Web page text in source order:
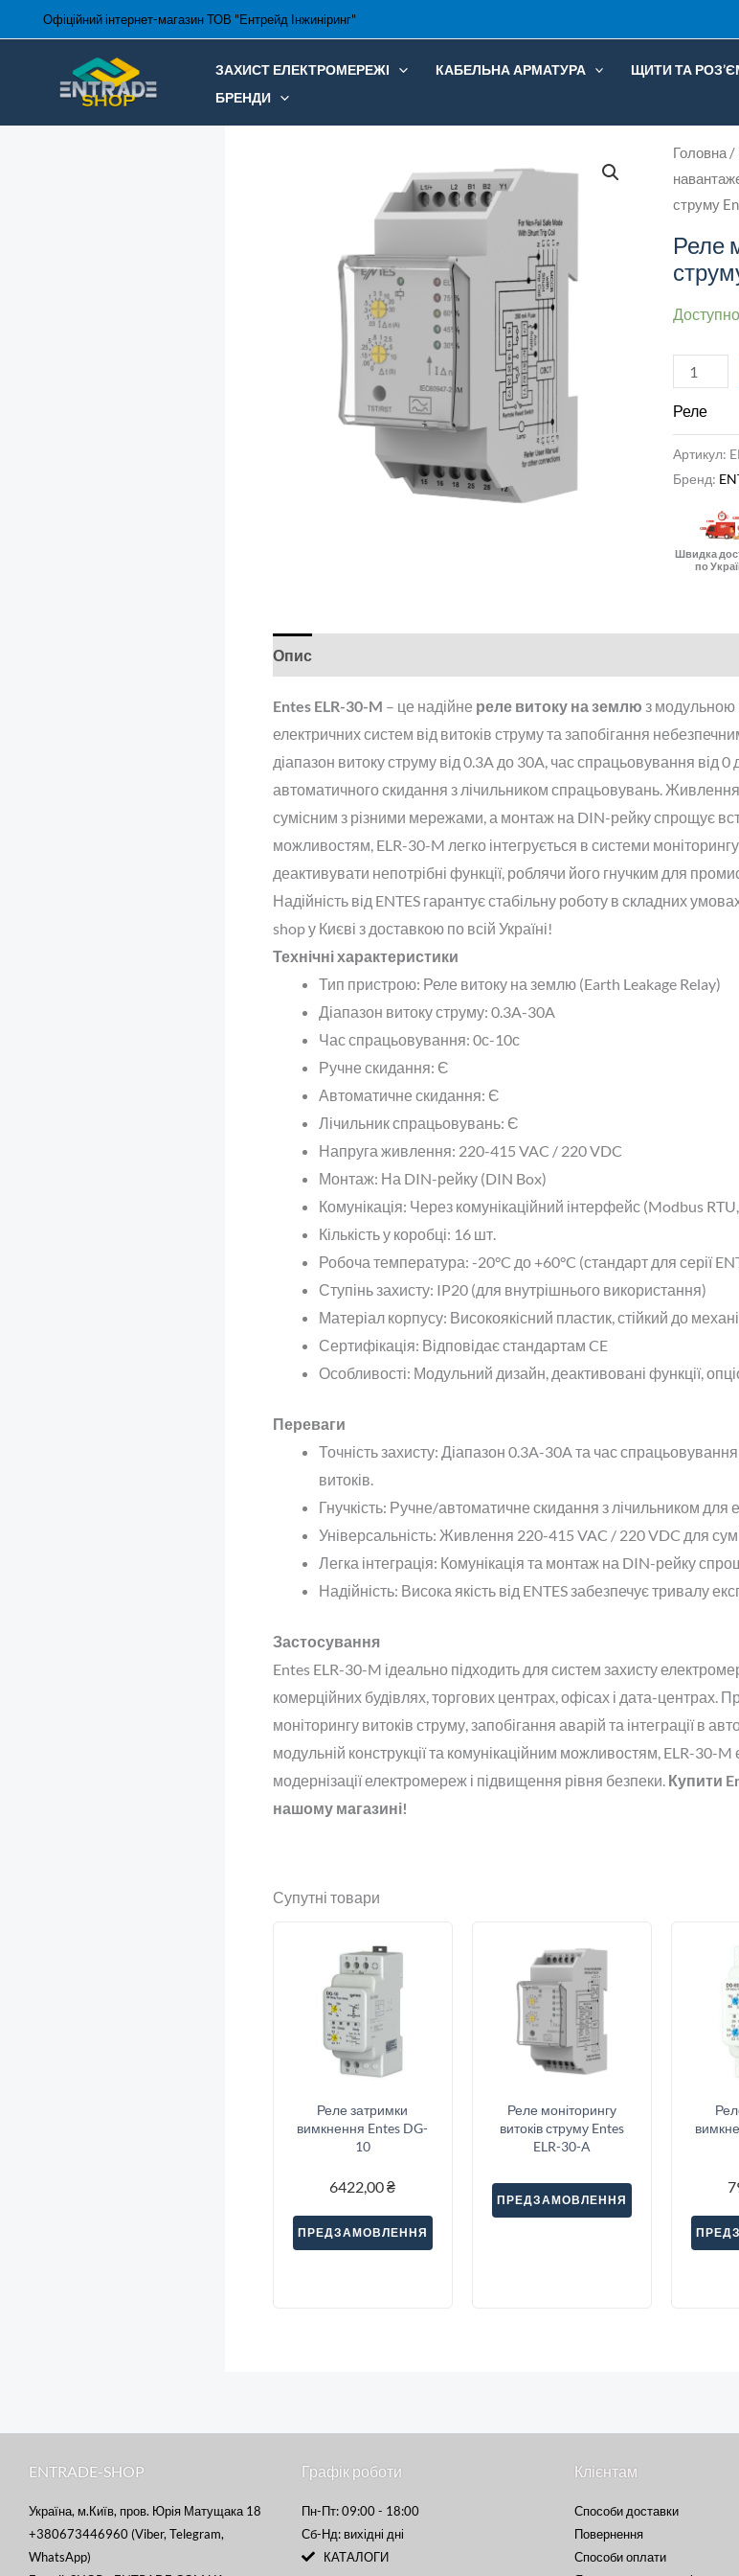
Перейти
до
Офіційний інтернет-магазин ТОВ "Ентрейд Інжиніринг"
ЗАХИСТ ЕЛЕКТРОМЕРЕЖІ КАБЕЛЬНА АРМАТУРА
ЩИТИ ТА
БРЕНДИ
Головна /
струму
Реле
Реле
витоків
струму
Entes
ELR-
30-
кількість
Реле
Артикул:
Бренд:
Швидка
по
Опис
Entes ELR-30-M – це надійне реле витоку на землю з модульною
електричних систем від витоків струму та запобігання
діапазон витоку струму від 0.3A до 30A, час спрацьовування від 0
автоматичного скидання з лічильником спрацьовувань.
сумісним з різними мережами, а монтаж на DIN-рейку спрощує
можливостям, ELR-30-M легко інтегрується в системи
деактивувати непотрібні функції, роблячи його гнучким для
Надійність від ENTES гарантує стабільну роботу в складних
shop у Києві з доставкою по всій Україні!
Технічні характеристики
Тип пристрою: Реле витоку на землю (Earth Leakage Relay)
Діапазон витоку струму: 0.3A-30A
Час спрацьовування: 0с-10с
Ручне скидання: Є
Автоматичне скидання: Є
Лічильник спрацьовувань: Є
Напруга живлення: 220-415 VAC / 220 VDC
Монтаж: На DIN-рейку (DIN Box)
Комунікація: Через комунікаційний інтерфейс (Modbus
Кількість у коробці: 16 шт.
Робоча температура: -20°C до +60°C (стандарт для серії
Ступінь захисту: IP20 (для внутрішнього використання)
Матеріал корпусу: Високоякісний пластик, стійкий до
Сертифікація: Відповідає стандартам CE
Особливості: Модульний дизайн, деактивовані функції,
Переваги
Точність захисту: Діапазон 0.3A-30A та час
витоків.
Гнучкість: Ручне/автоматичне скидання з лічильником для
Універсальність: Живлення 220-415 VAC / 220 VDC для
Легка інтеграція: Комунікація та монтаж на DIN-рейку
Надійність: Висока якість від ENTES забезпечує тривалу
Застосування
Entes ELR-30-M ідеально підходить для систем захисту
комерційних будівлях, торгових центрах, офісах і дата-центрах.
моніторингу витоків струму, запобігання аварій та інтеграції в
модульній конструкції та комунікаційним можливостям, ELR-30-
модернізації електромереж і підвищення рівня безпеки. Купити
нашому магазині!
Супутні товари
Реле затримки
вимкнення Entes DG-
10
6422,00₴
ПРЕДЗАМОВЛЕННЯ
Реле моніторингу
витоків струму Entes
ELR-30-A
ПРЕДЗАМОВЛЕННЯ
ENTRADE-SHOP
Україна, м.Київ, пров. Юрія Матущака 18
+380673446960 (Viber, Telegram,
WhatsApp)
Графік роботи
Пн-Пт: 09:00 - 18:00
Сб-Нд: вихідні дні
КАТАЛОГИ
Клієнтам
Способи доставки
Повернення
Способи оплати